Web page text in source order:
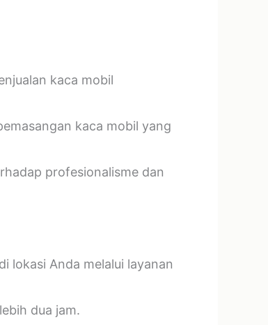
kaca mobil
kaca mobil yang
profesionalisme dan
lokasi Anda melalui layanan
dua jam.